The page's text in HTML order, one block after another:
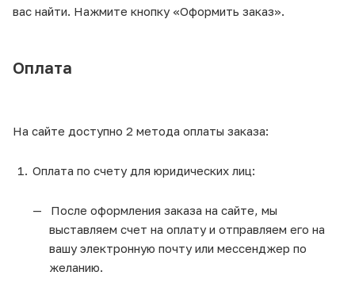
вас найти. Нажмите кнопку «Оформить заказ».
Оплата
На сайте доступно 2 метода оплаты заказа:
Оплата по счету для юридических лиц:
После оформления заказа на сайте, мы
выставляем счет на оплату и отправляем его на
вашу электронную почту или мессенджер по
желанию.